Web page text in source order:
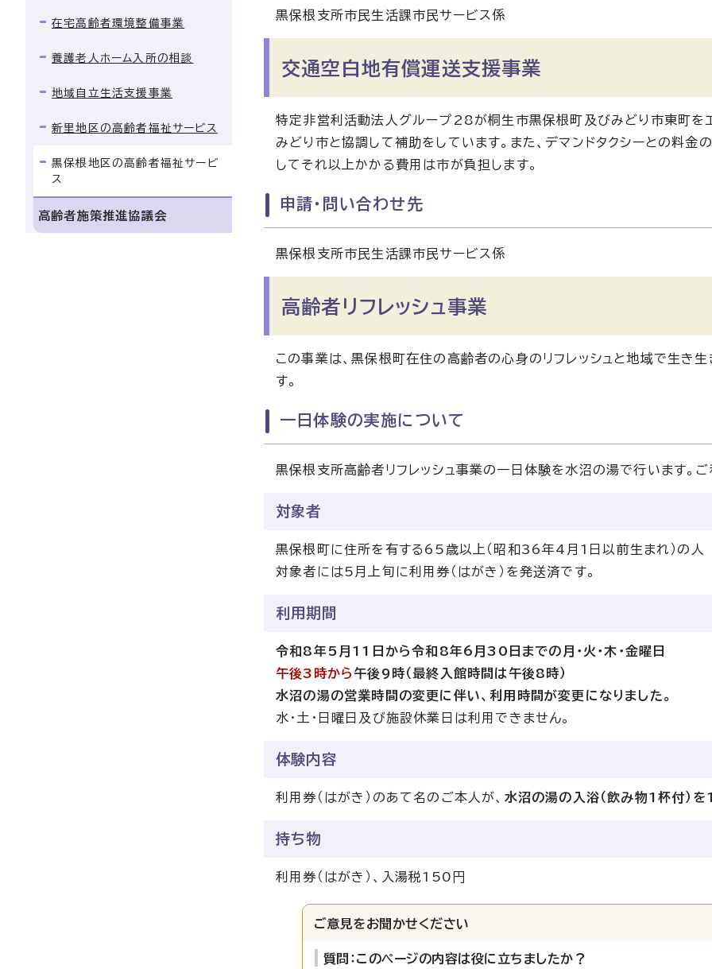
黒保根支所市民生活課市民サービス係
交通空白地有償運送支援事業
特定非営利活動法人グループ28が桐生市黒保根町及びみどり市東町を
みどり市と協調して補助をしています。また、デマンドタクシーとの料
してそれ以上かかる費用は市が負担します。
申請・問い合わせ先
黒保根支所市民生活課市民サービス係
高齢者リフレッシュ事業
この事業は、黒保根町在住の高齢者の心身のリフレッシュと地域で生き
す。
一日体験の実施について
黒保根支所高齢者リフレッシュ事業の一日体験を水沼の湯で行います。
対象者
黒保根町に住所を有する65歳以上（昭和36年4月1日以前生まれ）の人
対象者には5月上旬に利用券（はがき）を発送済です。
利用期間
令和8年5月11日から令和8年6月30日までの月・火・木・金曜日
午後3時から午後9時（最終入館時間は午後8時）
水沼の湯の営業時間の変更に伴い、利用時間が変更になりました。
水・土・日曜日及び施設休業日は利用できません。
体験内容
利用券（はがき）のあて名のご本人が、 水沼の湯の入浴（飲み物1杯付）を
持ち物
利用券（はがき）、入湯税150円
ご意見をお聞かせください
質問：このページの内容は役に立ちましたか？
在宅高齢者環境整備事業
養護老人ホーム入所の相談
地域自立生活支援事業
新里地区の高齢者福祉サービス
黒保根地区の高齢者福祉サービ
ス
高齢者施策推進協議会